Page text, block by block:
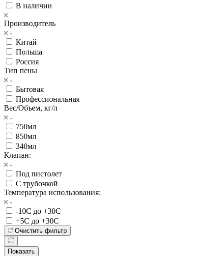
В наличии
Производитель
Китай
Польша
Россия
Тип пены
Бытовая
Профессиональная
Вес/Объем, кг/л
750мл
850мл
340мл
Клапан:
Под пистолет
С трубочкой
Температура использования:
-10С до +30С
+5С до +30С
Очистить фильтр
Показать